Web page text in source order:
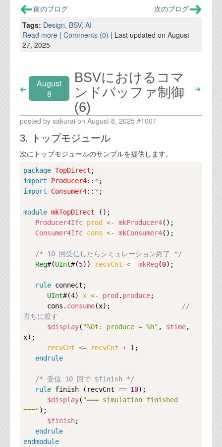
前のブログ
次のブログ
Tags: Design, BSV, AI
Read more | Comments (0) | Last updated on August
27, 2025
August
8
BSVにおけるコマ
ンドバッファ制御
(6)
posted by sakurai on August 8, 2025 #1007
3. トップモジュール
次にトップモジュールのサンプルを提供します。
package TopDirect
import
Producer4:: *
import
Consumer4:: * ;
module mkTopDirect ();
Producer4Ifc prod <- mkProducer4();
Consumer4Ifc cons <- mkConsumer4();
/* 10 回受信したらシミュレーション終了 */
Reg#(UInt#(5)) recvCnt <- mkReg (0);
rule connect ;
UInt#(4) x <- prod . produce;
      cons.
consume(x);
//
直ちに渡す
$display( "%0t: produce = %h" , $time,
x);
recvCnt <= recvCnt + 1 ;
endrule
/* 受信 10 回で $finish */
rule finish (recvCnt == 10);
$display( "=== simulation finished
===");
$finish;
endrule
endmodule